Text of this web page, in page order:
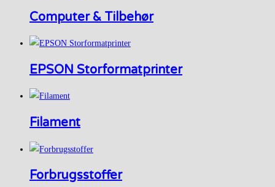
Computer & Tilbehør
EPSON Storformatprinter
Filament
Forbrugsstoffer